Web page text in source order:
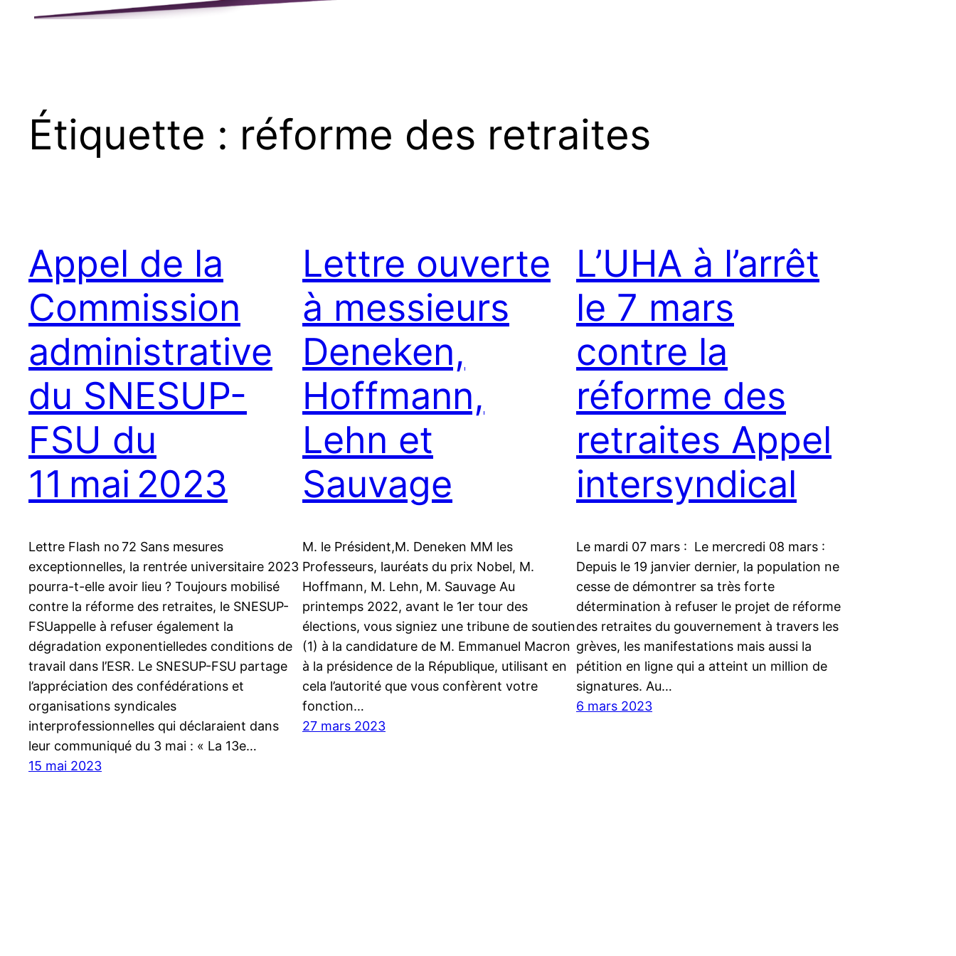
Étiquette : réforme des retraites
Appel de la
Commission
administrative
du SNESUP-
FSU du
11 mai 2023
Lettre Flash no 72 Sans mesures
exceptionnelles, la rentrée universitaire 2023
pourra-t-elle avoir lieu ? Toujours mobilisé
contre la réforme des retraites, le SNESUP-
FSUappelle à refuser également la
dégradation exponentielledes conditions de
travail dans l’ESR. Le SNESUP-FSU partage
l’appréciation des confédérations et
organisations syndicales
interprofessionnelles qui déclaraient dans
leur communiqué du 3 mai : « La 13e…
15 mai 2023
Lettre ouverte
à messieurs
Deneken,
Hoffmann,
Lehn et
Sauvage
M. le Président,M. Deneken MM les
Professeurs, lauréats du prix Nobel, M.
Hoffmann, M. Lehn, M. Sauvage Au
printemps 2022, avant le 1er tour des
élections, vous signiez une tribune de soutien
(1) à la candidature de M. Emmanuel Macron
à la présidence de la République, utilisant en
cela l’autorité que vous confèrent votre
fonction…
27 mars 2023
L’UHA à l’arrêt
le 7 mars
contre la
réforme des
retraites Appel
intersyndical
Le mardi 07 mars : Le mercredi 08 mars :
Depuis le 19 janvier dernier, la population ne
cesse de démontrer sa très forte
détermination à refuser le projet de réforme
des retraites du gouvernement à travers les
grèves, les manifestations mais aussi la
pétition en ligne qui a atteint un million de
signatures. Au…
6 mars 2023